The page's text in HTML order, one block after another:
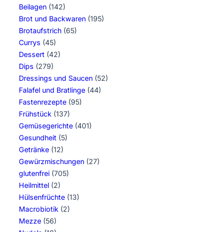
Beilagen (142)
Brot und Backwaren (195)
Brotaufstrich (65)
Currys (45)
Dessert (42)
Dips (279)
Dressings und Saucen (52)
Falafel und Bratlinge (44)
Fastenrezepte (95)
Frühstück (137)
Gemüsegerichte (401)
Gesundheit (5)
Getränke (12)
Gewürzmischungen (27)
glutenfrei (705)
Heilmittel (2)
Hülsenfrüchte (13)
Macrobiotik (2)
Mezze (56)